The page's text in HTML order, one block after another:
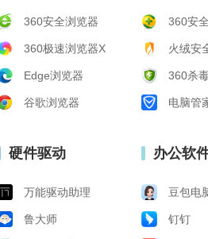
360安全浏览器
360极速浏览器X
Edge浏览器
谷歌浏览器
360安
火绒安
360杀
电脑管
硬件驱动
万能驱动助理
鲁大师
办公软
豆包电
钉钉